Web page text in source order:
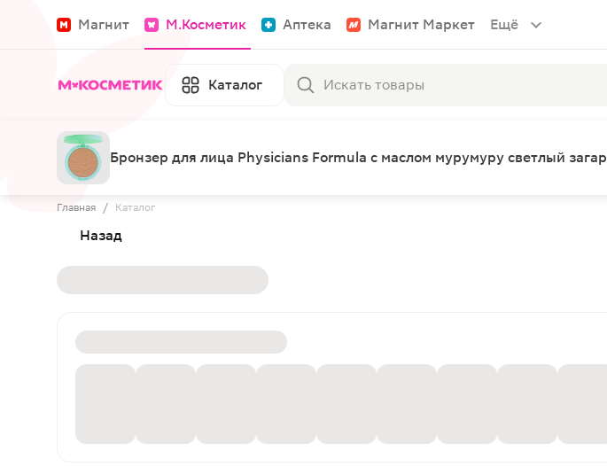
Магнит М.Косметик Аптека Магнит Маркет Ещё
Каталог
Бронзер для лица Physicians Formula с маслом мурумуру светлый загар
Главная / Каталог
Назад